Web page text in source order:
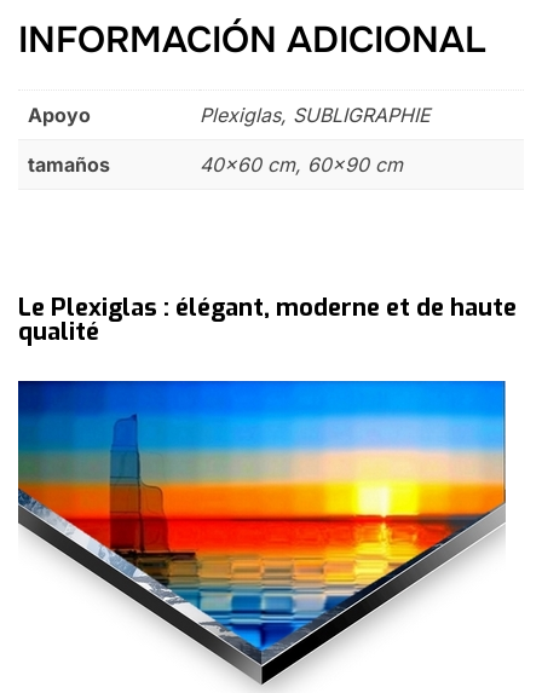
INFORMACIÓN ADICIONAL
Apoyo Plexiglas, SUBLIGRAPHIE
tamaños 40×60 cm, 60×90 cm
Le Plexiglas : élégant, moderne et de haute
qualité